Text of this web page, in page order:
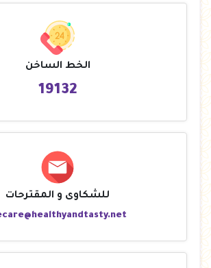
الخط الساخن
19132
للشكاوى و المقترحات